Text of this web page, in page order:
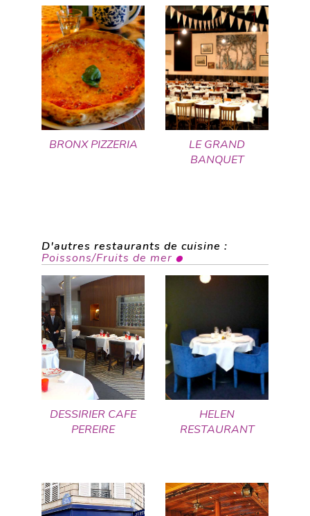
BRONX PIZZERIA
LE GRAND
BANQUET
D'autres restaurants de cuisine :
Poissons/Fruits de mer
DESSIRIER CAFE
PEREIRE
HELEN
RESTAURANT